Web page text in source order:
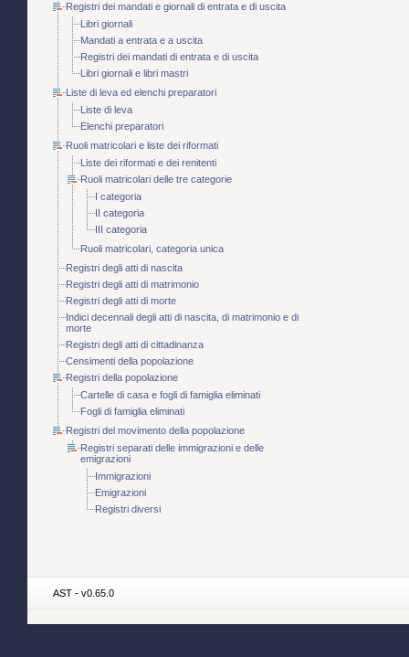
Registri dei mandati e giornali di entrata e di uscita
Libri giornali
Mandati a entrata e a uscita
Registri dei mandati di entrata e di uscita
Libri giornali e libri mastri
Liste di leva ed elenchi preparatori
Liste di leva
Elenchi preparatori
Ruoli matricolari e liste dei riformati
Liste dei riformati e dei renitenti
Ruoli matricolari delle tre categorie
I categoria
II categoria
III categoria
Ruoli matricolari, categoria unica
Registri degli atti di nascita
Registri degli atti di matrimonio
Registri degli atti di morte
Indici decennali degli atti di nascita, di matrimonio e di
morte
Registri degli atti di cittadinanza
Censimenti della popolazione
Registri della popolazione
Cartelle di casa e fogli di famiglia eliminati
Fogli di famiglia eliminati
Registri del movimento della popolazione
Registri separati delle immigrazioni e delle
emigrazioni
Immigrazioni
Emigrazioni
Registri diversi
AST - v0.65.0